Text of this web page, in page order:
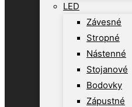
LED
Závesné
Stropné
Nástenné
Stojanové
Bodovky
Zápustné